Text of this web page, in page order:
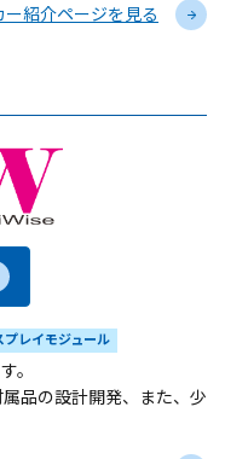
ー紹介ページを見る
プレイモジュール
。
品の設計開発、また、少